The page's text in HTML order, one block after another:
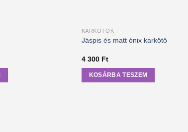
KARKÖTŐK
Jáspis és matt ónix karkötő
4 300 Ft
KOSÁRBA TESZEM